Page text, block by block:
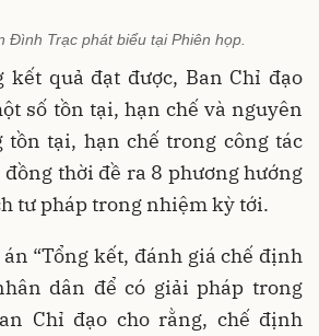
Đình Trạc phát biểu tại Phiên họp.
kết quả đạt được, Ban Chỉ đạo
số tồn tại, hạn chế và nguyên
tồn tại, hạn chế trong công tác
đồng thời đề ra 8 phương hướng
tư pháp trong nhiệm kỳ tới.
“Tổng kết, đánh giá chế định
dân để có giải pháp trong
Chỉ đạo cho rằng, chế định